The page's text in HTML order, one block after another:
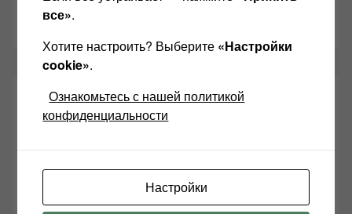
СВЕЖИЕ ЗАПИСИ
Возьмите друга в салон Hi-Fi техники
Чем дороже аудиотехника, тем лучше звучит?
Секреты Hi-Fi
все».
Хотите настроить? Выберите «Настройки
cookie».
Ознакомьтесь с нашей политикой
конфиденциальности
Настройки